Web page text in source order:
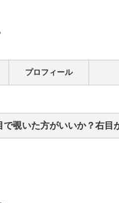
プロフィール
覗いた方がいいか？右目